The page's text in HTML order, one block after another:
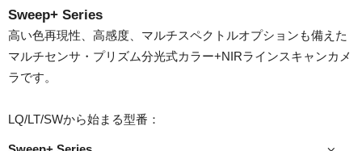
Sweep+ Series
高い色再現性、高感度、マルチスペクトルオプションも備えた
マルチセンサ・プリズム分光式カラー+NIRラインスキャンカメ
ラです。
LQ/LT/SWから始まる型番：